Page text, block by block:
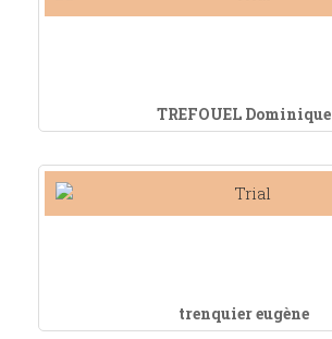
TREFOUEL Dominique
trenquier eugène